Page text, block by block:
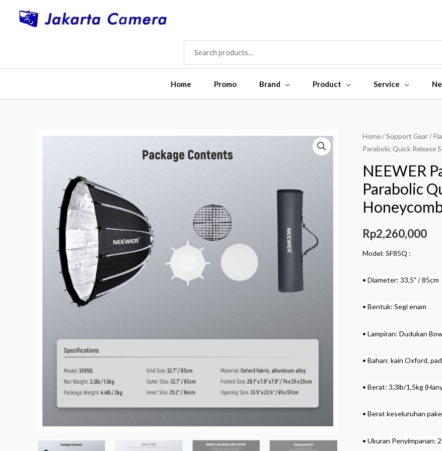
SEARCH
FOR:
Home Promo Brand Product Service
Home/Support Gear/
Parabolic Quick Release
NEEWER
Parabolic
Rp2,260,000
Model: SF85Q :
• Diameter: 33,5" / 85cm
• Bentuk: Segi enam
• Lampiran: Dudukan
• Bahan: kain Oxford,
• Berat: 3,3lb/1,5kg
• Berat keseluruhan
• Ukuran Penyimpanan:
NEEWER
Parabolic
85CM
Deep
Parabolic
Release
With
Grid
quantity